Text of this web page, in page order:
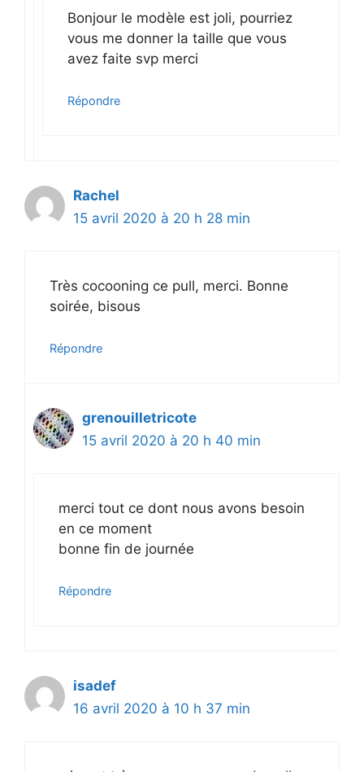
Bonjour le modèle est joli, pourriez
vous me donner la taille que vous
avez faite svp merci
Répondre
Rachel
15 avril 2020 à 20 h 28 min
Très cocooning ce pull, merci. Bonne
soirée, bisous
Répondre
grenouilletricote
15 avril 2020 à 20 h 40 min
merci tout ce dont nous avons besoin
en ce moment
bonne fin de journée
Répondre
isadef
16 avril 2020 à 10 h 37 min